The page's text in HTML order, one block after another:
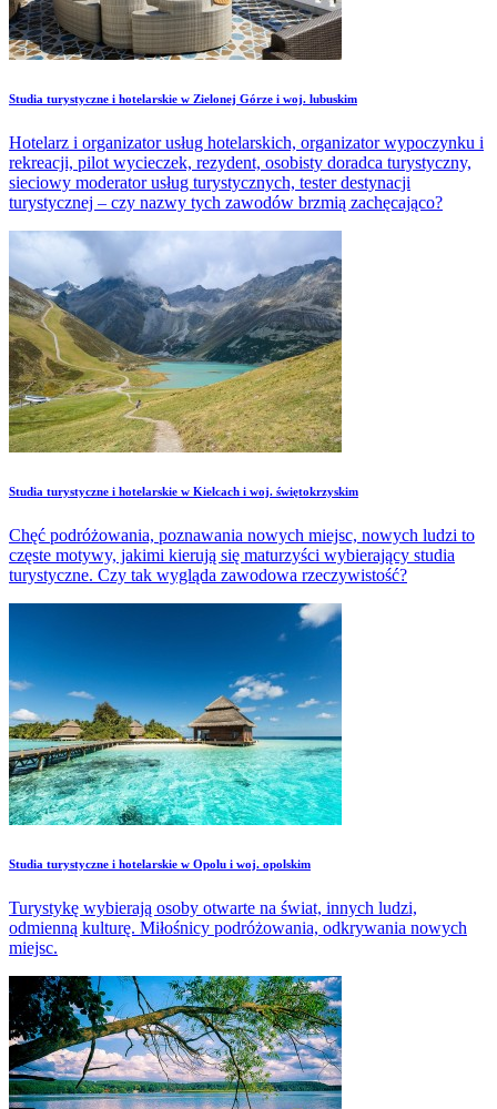
Studia turystyczne i hotelarskie w Zielonej Górze i woj. lubuskim
Hotelarz i organizator usług hotelarskich, organizator wypoczynku i
rekreacji, pilot wycieczek, rezydent, osobisty doradca turystyczny,
sieciowy moderator usług turystycznych, tester destynacji
turystycznej – czy nazwy tych zawodów brzmią zachęcająco?
Studia turystyczne i hotelarskie w Kielcach i woj. świętokrzyskim
Chęć podróżowania, poznawania nowych miejsc, nowych ludzi to
częste motywy, jakimi kierują się maturzyści wybierający studia
turystyczne. Czy tak wygląda zawodowa rzeczywistość?
Studia turystyczne i hotelarskie w Opolu i woj. opolskim
Turystykę wybierają osoby otwarte na świat, innych ludzi,
odmienną kulturę. Miłośnicy podróżowania, odkrywania nowych
miejsc.